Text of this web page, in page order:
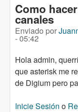
Como
canales
Enviado por
- 05:42
Hola admin,
que asterisk me
de Digium pero
Inicie Sesión o